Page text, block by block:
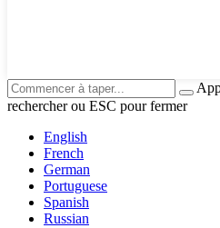
rechercher ou ESC pour fermer
English
French
German
Portuguese
Spanish
Russian